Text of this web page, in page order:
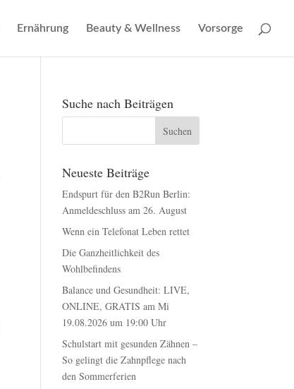
Ernährung Beauty & Wellness Vorsorge
Suche nach Beiträgen
Neueste Beiträge
Endspurt für den B2Run Berlin:
Anmeldeschluss am 26. August
Wenn ein Telefonat Leben rettet
Die Ganzheitlichkeit des
Wohlbefindens
Balance und Gesundheit: LIVE,
ONLINE, GRATIS am Mi
19.08.2026 um 19:00 Uhr
Schulstart mit gesunden Zähnen –
So gelingt die Zahnpflege nach
den Sommerferien